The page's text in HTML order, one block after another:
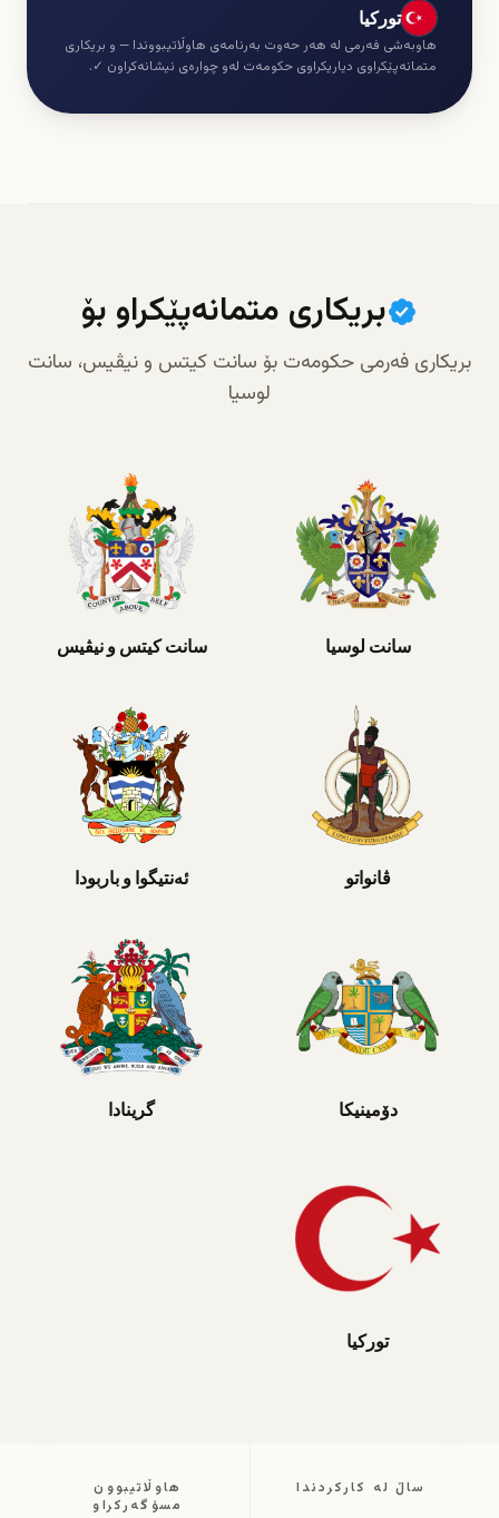
تورکیا
هاوبەشی فەرمی لە هەر حەوت بەرنامەی هاوڵاتیبووندا — و بریکاری
متمانەپێکراوی دیاریکراوی حکومەت لەو چوارەی نیشانەکراون ✓.
بریکاری متمانەپێکراو بۆ
بریکاری فەرمی حکومەت بۆ سانت کیتس و نیڤیس، سانت
لوسیا
سانت لوسیا سانت کیتس و نیڤیس
ڤانواتو ئەنتیگوا و باربودا
دۆمینیکا گرینادا
تورکیا
ساڵ لە کارکردندا
هاوڵاتیبوون
مسۆگەرکراو